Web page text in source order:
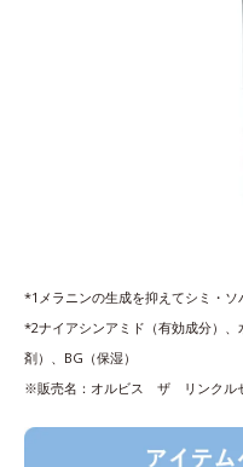
*1メラニンの生成を抑えてシミ・ソ
*2ナイアシンアミド（有効成分）
剤）、BG（保湿）
※販売名：オルビス ザ リンクル